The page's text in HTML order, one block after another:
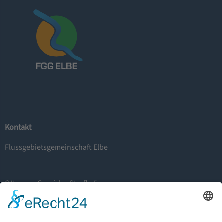
Kontakt
Flussgebietsgemeinschaft Elbe
Otto-von-Guericke-Straße 5
39104 Magedeburg